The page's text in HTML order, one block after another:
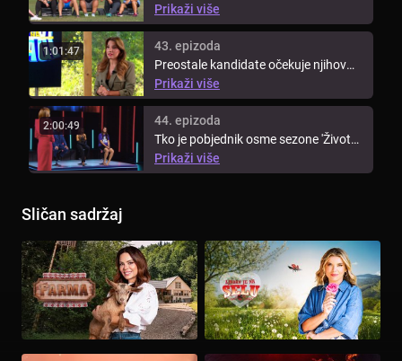
dok ih na stolu čeka jedno ...
Prikaži više
1:01:47
43. epizoda
Preostale kandidate očekuje njihov
posljednji trening. Posljednje ...
Prikaži više
2:00:49
44. epizoda
Tko je pobjednik osme sezone 'Života
na vagi'? Saznaj tko je odnio ...
Prikaži više
Sličan sadržaj